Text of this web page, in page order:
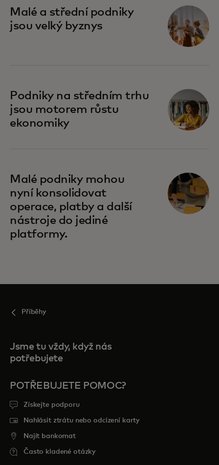
Malé a střední podniky
jsou velký byznys
Podniky na středním trhu
jsou motorem růstu
ekonomiky
Malé podniky mohou
nyní konsolidovat
operace, platby a další
nástroje do jediné
platformy.
Příběhy
Jsme tu vždy, když nás
potřebujete
POTŘEBUJETE POMOC?
Získejte podporu
Nahlásit ztrátu nebo odcizení karty
Najít bankomat
Často kladené otázky